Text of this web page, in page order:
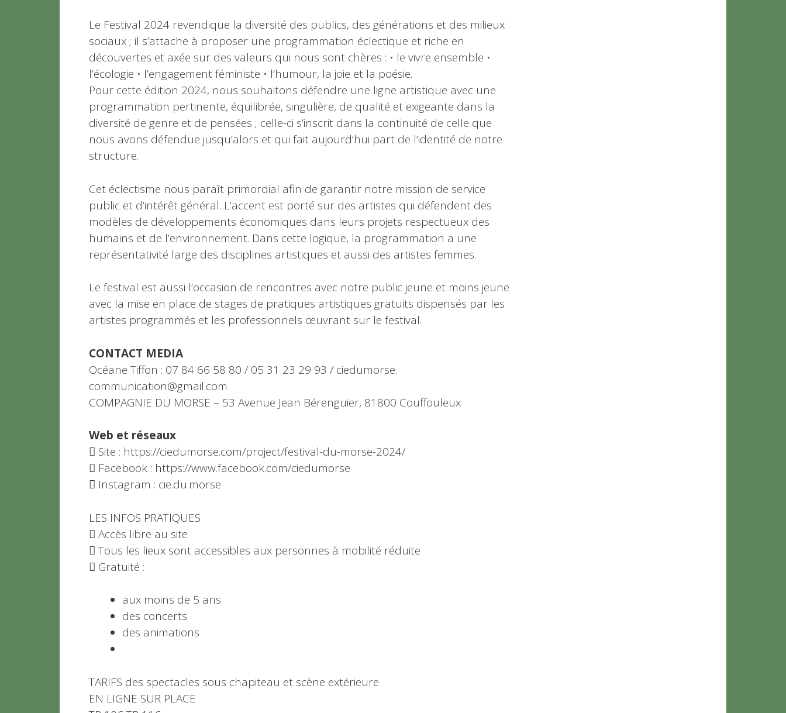
Le Festival 2024 revendique la diversité des publics, des générations et des milieux
sociaux ; il s’attache à proposer une programmation éclectique et riche en
découvertes et axée sur des valeurs qui nous sont chères : • le vivre ensemble •
l’écologie • l’engagement féministe • l’humour, la joie et la poésie.
Pour cette édition 2024, nous souhaitons défendre une ligne artistique avec une
programmation pertinente, équilibrée, singulière, de qualité et exigeante dans la
diversité de genre et de pensées ; celle-ci s’inscrit dans la continuité de celle que
nous avons défendue jusqu’alors et qui fait aujourd’hui part de l’identité de notre
structure.
Cet éclectisme nous paraît primordial afin de garantir notre mission de service
public et d’intérêt général. L’accent est porté sur des artistes qui défendent des
modèles de développements économiques dans leurs projets respectueux des
humains et de l’environnement. Dans cette logique, la programmation a une
représentativité large des disciplines artistiques et aussi des artistes femmes.
Le festival est aussi l’occasion de rencontres avec notre public jeune et moins jeune
avec la mise en place de stages de pratiques artistiques gratuits dispensés par les
artistes programmés et les professionnels œuvrant sur le festival.
CONTACT MEDIA
Océane Tiffon : 07 84 66 58 80 / 05 31 23 29 93 / ciedumorse.
communication@gmail.com
COMPAGNIE DU MORSE – 53 Avenue Jean Bérenguier, 81800 Couffouleux
Web et réseaux
 Site : https://ciedumorse.com/project/festival-du-morse-2024/
 Facebook : https://www.facebook.com/ciedumorse
 Instagram : cie.du.morse
LES INFOS PRATIQUES
 Accès libre au site
 Tous les lieux sont accessibles aux personnes à mobilité réduite
 Gratuité :
aux moins de 5 ans
des concerts
des animations
TARIFS des spectacles sous chapiteau et scène extérieure
EN LIGNE SUR PLACE